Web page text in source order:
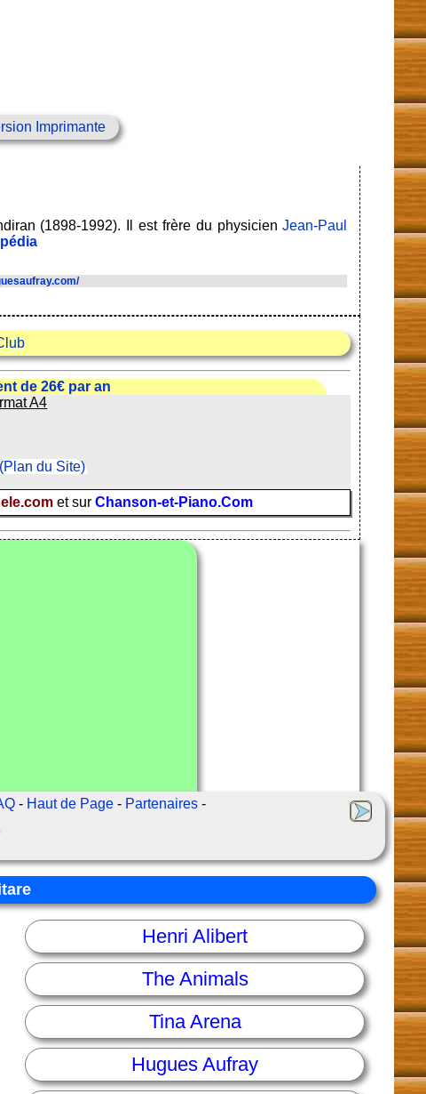
Imprimante
(1898-1992). Il est frère du physicienJean-Paul
de 26€ par an
A4
(Plan du Site)
et sur Chanson-et-Piano.Com
- Haut de Page - Partenaires -
Henri Alibert
The Animals
Tina Arena
Hugues Aufray